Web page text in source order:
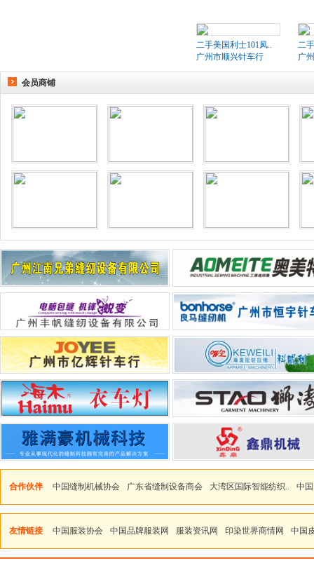
二手美国利士101凤..
广州市顺兴针车行
二
广
会员商铺
合作伙伴 中国缝制机械协会 广东省缝制设备商会 大湾区国际智能纺织.. 中
友情链接 中国服装协会 中国品牌服装网 服装资讯网 印染世界商情网 中国